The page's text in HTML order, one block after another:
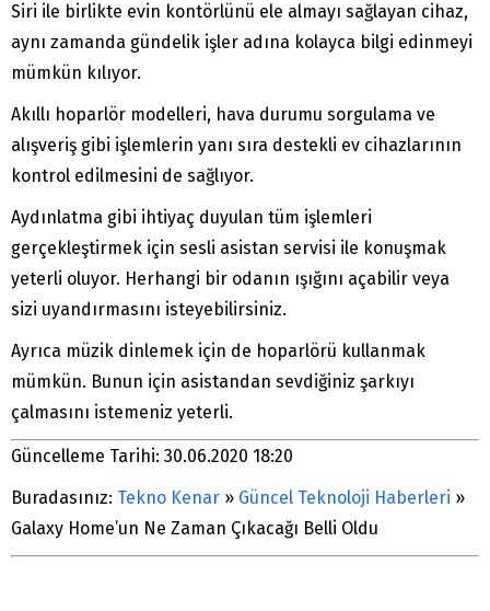
Siri ile birlikte evin kontörlünü ele almayı sağlayan cihaz,
aynı zamanda gündelik işler adına kolayca bilgi edinmeyi
mümkün kılıyor.
Akıllı hoparlör modelleri, hava durumu sorgulama ve
alışveriş gibi işlemlerin yanı sıra destekli ev cihazlarının
kontrol edilmesini de sağlıyor.
Aydınlatma gibi ihtiyaç duyulan tüm işlemleri
gerçekleştirmek için sesli asistan servisi ile konuşmak
yeterli oluyor. Herhangi bir odanın ışığını açabilir veya
sizi uyandırmasını isteyebilirsiniz.
Ayrıca müzik dinlemek için de hoparlörü kullanmak
mümkün. Bunun için asistandan sevdiğiniz şarkıyı
çalmasını istemeniz yeterli.
Güncelleme Tarihi: 30.06.2020 18:20
Buradasınız: Tekno Kenar » Güncel Teknoloji Haberleri »
Galaxy Home’un Ne Zaman Çıkacağı Belli Oldu